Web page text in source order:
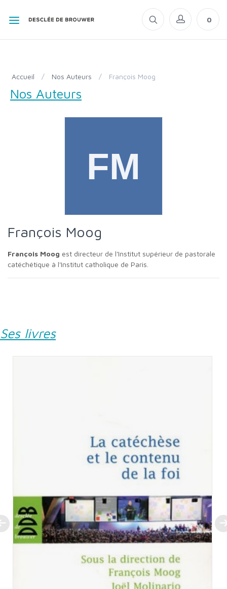
0
Accueil / Nos Auteurs / François Moog
Nos Auteurs
François Moog
François Moog est directeur de l'Institut supérieur de pastorale
catéchétique à l'Institut catholique de Paris.
Ses livres